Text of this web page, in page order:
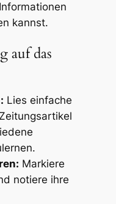
kannst.
auf das
Lies einfache
Markiere
notiere ihre